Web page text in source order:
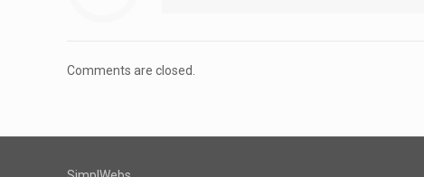
Comments are closed.